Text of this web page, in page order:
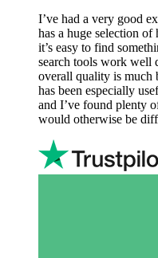
I’ve had a very good
has a huge selection
it’s easy to find
search tools work well
overall quality is much
has been especially
and I’ve found plenty
would otherwise be